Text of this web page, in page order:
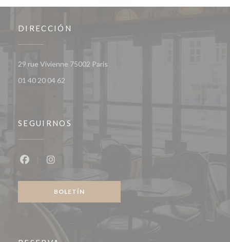
DIRECCIÓN
29 rue Vivienne 75002 Paris
01 40 20 04 62
SEGUIRNOS
BOLETÍN